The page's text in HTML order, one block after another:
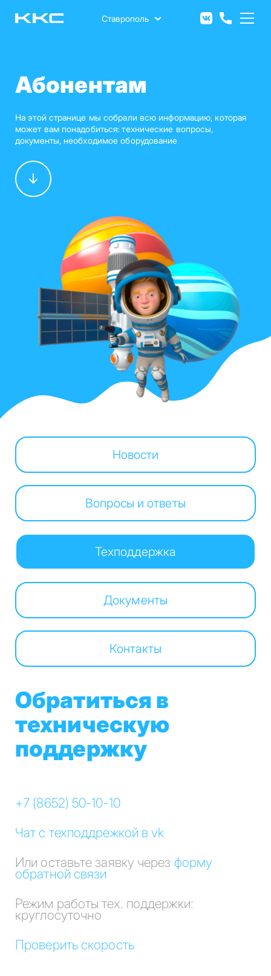
Ставрополь
Абонентам
На этой странице мы собрали всю информацию, которая
может вам понадобиться: технические вопросы,
документы, необходимое оборудование
Новости
Вопросы и ответы
Техподдержка
Документы
Контакты
Обратиться в
техническую
поддержку
+7 (8652) 50-10-10
Чат с техподдрежкой в vk
Или оставьте заявку через форму
обратной связи
Режим работы тех. поддержки:
круглосуточно
Проверить скорость